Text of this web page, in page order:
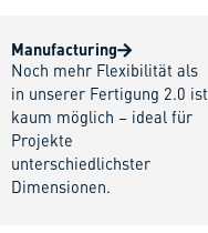
Manufacturing
Noch mehr Flexibilität als
in unserer Fertigung 2.0 ist
kaum möglich – ideal für
Projekte
unterschiedlichster
Dimensionen.